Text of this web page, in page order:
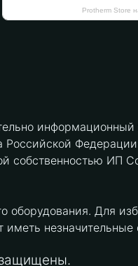
Protherm Store
информационный
Российской
собственностью ИП
оборудования. Для
незначительные